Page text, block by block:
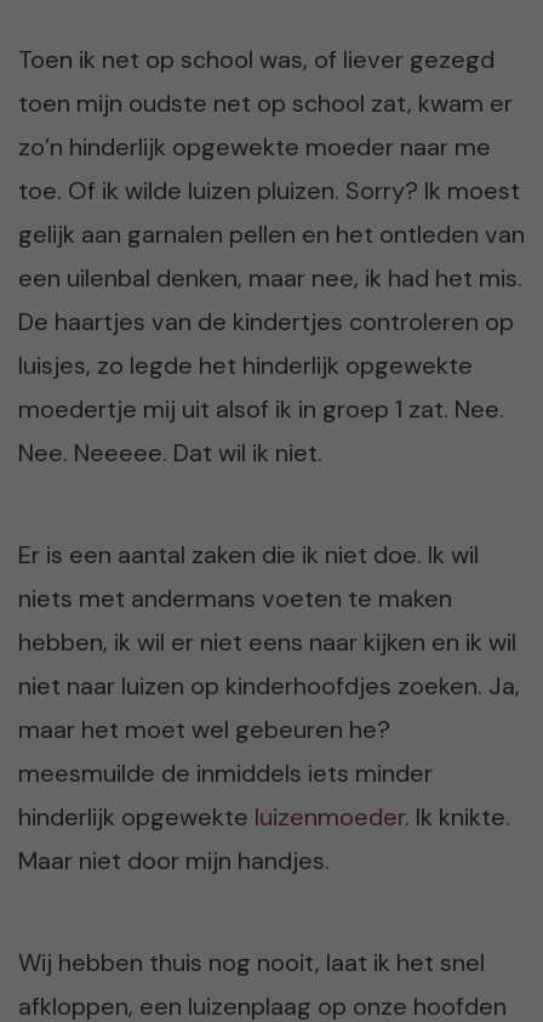
Toen ik net op school was, of liever gezegd
toen mijn oudste net op school zat, kwam er
zo’n hinderlijk opgewekte moeder naar me
toe. Of ik wilde luizen pluizen. Sorry? Ik moest
gelijk aan garnalen pellen en het ontleden van
een uilenbal denken, maar nee, ik had het mis.
De haartjes van de kindertjes controleren op
luisjes, zo legde het hinderlijk opgewekte
moedertje mij uit alsof ik in groep 1 zat. Nee.
Nee. Neeeee. Dat wil ik niet.
Er is een aantal zaken die ik niet doe. Ik wil
niets met andermans voeten te maken
hebben, ik wil er niet eens naar kijken en ik wil
niet naar luizen op kinderhoofdjes zoeken. Ja,
maar het moet wel gebeuren he?
meesmuilde de inmiddels iets minder
hinderlijk opgewekte luizenmoeder. Ik knikte.
Maar niet door mijn handjes.
Wij hebben thuis nog nooit, laat ik het snel
afkloppen, een luizenplaag op onze hoofden